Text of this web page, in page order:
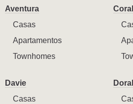
Aventura
Casas
Apartamentos
Townhomes
Davie
Casas
Doral